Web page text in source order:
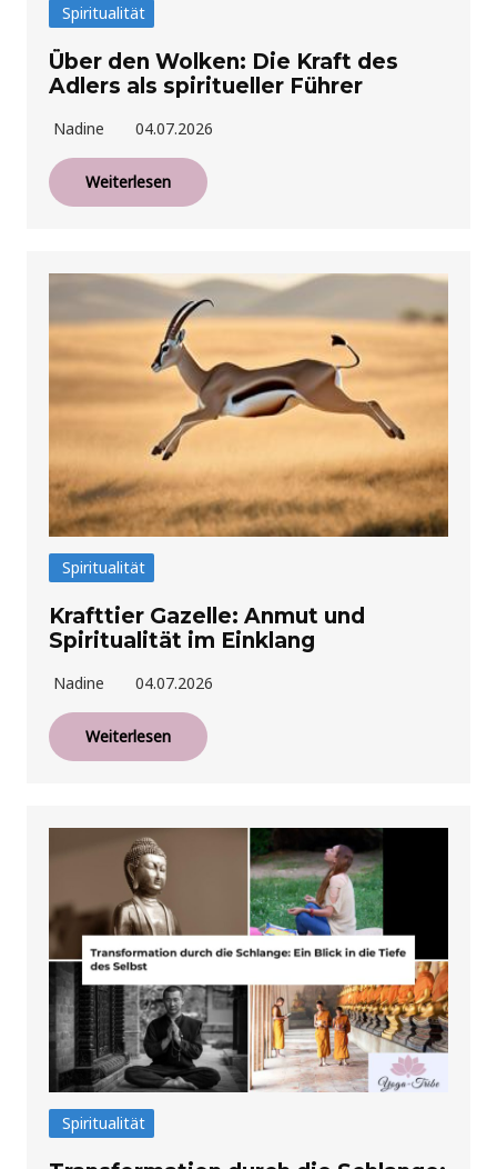
Spiritualität
Über den Wolken: Die Kraft des
Adlers als spiritueller Führer
Nadine 04.07.2026
Weiterlesen
Spiritualität
Krafttier Gazelle: Anmut und
Spiritualität im Einklang
Nadine 04.07.2026
Weiterlesen
Spiritualität